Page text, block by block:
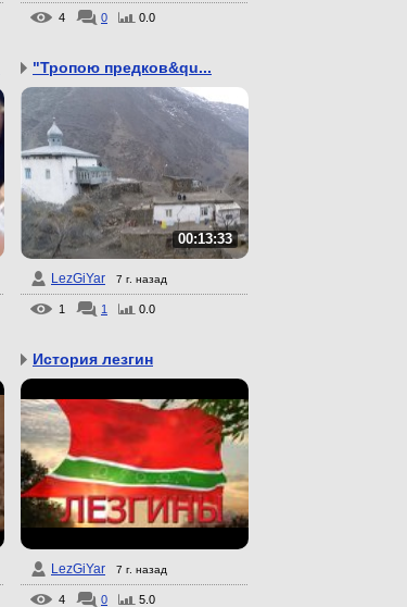
4 0 0.0
"Тропою предков&qu...
00:13:33
LezGiYar 7 г. назад
1 1 0.0
История лезгин
LezGiYar 7 г. назад
4 0 5.0